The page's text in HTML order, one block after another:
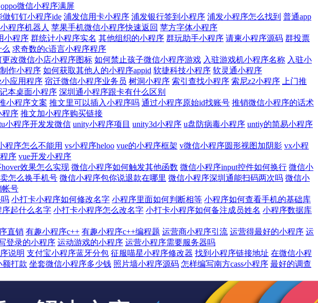
oppo微信小程序满屏
做钉钉小程序ide 浦发信用卡小程序 浦发银行签到小程序 浦发小程序怎么找到 普通app
程序机器人 苹果手机微信小程序快速返回 苹方字体小程序
小程序 群统计小程序实名 其他组织的小程序 群玩助手小程序 请柬小程序源码 群投票
求奇数的c语言小程序程序
更改微信小店小程序图标 如何禁止孩子微信小程序游戏 入驻游戏机小程序名称 入驻小
制作小程序 如何获取其他人的小程序appid 软捷科技小程序 软灵通小程序
小应用程序 宿迁微信小程序业务员 树洞小程序 索引查找小程序 索尼z2小程序
上门推
本桌面小程序 深圳通小程序跟卡有什么区别
小程序文案 推文里可以插入小程序吗 通过小程序原始id找账号 推销微信小程序的话术
程序 推文加小程序购买链接
小程序开发发微信 unity小程序项目 unity3d小程序 u盘防病毒小程序 untiy的简易小程序
程序怎么不能用 vs小程序heloo vue的小程序框架 v微信小程序圆形视图加阴影 vx小程
序 vue开发小程序
效果怎么实现 微信小程序如何触发其他函数 微信小程序input控件如何换行 微信小
怎么换手机号 微信小程序包你说退款在哪里 微信小程序深圳通能扫码两次吗 微信小
帐号
小打卡小程序如何修改名字 小程序里面如何判断相等 小程序如何查看手机的基础库
起什么名字 小打卡小程序怎么改名字 小打卡小程序如何备注成员姓名 小程序数据库
直销 有趣小程序c++ 有趣小程序c++编程题 运营商小程序引流 运营得最好的小程序 运
登录的小程序 运动游戏的小程序 运营小程序需要服务器吗
说明 支付宝小程序蓝牙分包 征服喵星小程序修改器 找到小程序链接地址 在微信小程
额打款 坐套微信小程序多少钱 照片墙小程序源码 怎样编写南方cass小程序 最好的调查